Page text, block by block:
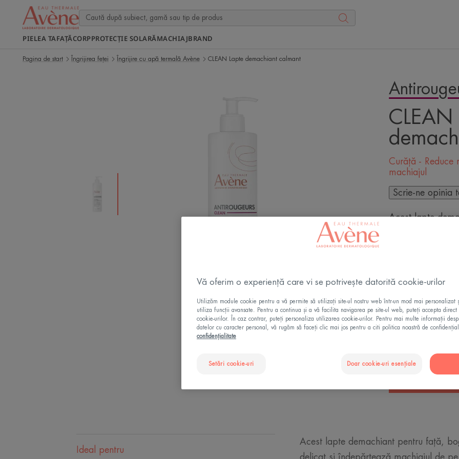
PIELEA TAFAȚĂCORPPROTECȚIE SOLARĂMACHIAJBRAND
Pagina de start Îngrijirea feței Îngrijire cu apă termală Avène CLEAN Lapte demachiant calmant
CLEAN
Curăță - Reduce
machiajul
Scrie-ne opinia
Acest lapte
catifelare și
procedură
oferă alinare
Demachiant,
Ideal pentru
Acest lapte demachiant pentru față,
delicat și îndepărtează machiajul de
Vă oferim o experiență care vi se potrivește datorită cookie-urilor
Utilizăm module cookie pentru a vă permite să utilizați site-ul nostru web într-un mod mai personalizat
utiliza funcții avansate. Pentru a continua și a vă facilita navigarea pe site-ul web, puteți accepta direct
cookie-urilor. În caz contrar, puteți personaliza utilizarea cookie-urilor. Pentru mai multe informații
datelor cu caracter personal, vă rugăm să faceți clic mai jos pentru a citi politica noastră de
confidențialitate
Setări cookie-uri Doar cookie-uri esențiale